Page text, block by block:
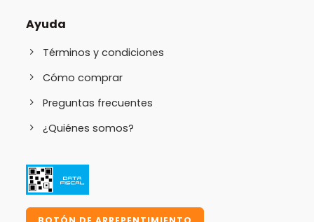
Ayuda
Términos y condiciones
Cómo comprar
Preguntas frecuentes
¿Quiénes somos?